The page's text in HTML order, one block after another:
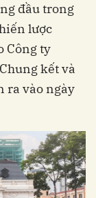
đầu trong
lược
Công ty
kết và
ra vào ngày